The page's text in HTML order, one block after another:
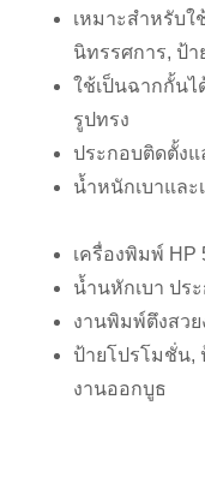
เหมาะสำหรับใ
นิทรรศการ, ป้
ใช้เป็นฉากกั้นไ
รูปทรง
ประกอบติดตั้งแ
น้ำหนักเบาและ
เครื่องพิมพ์ HP
น้ำนหักเบา ปร
งานพิมพ์ตึงสว
ป้ายโปรโมชั่น,
งานออกบูธ